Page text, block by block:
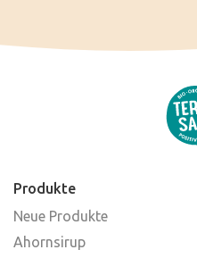
Produkte
Neue Produkte
Ahornsirup